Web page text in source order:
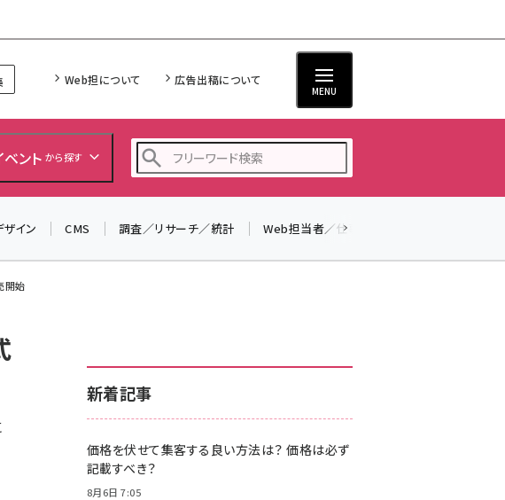
Web担について 広告出稿について
MENU
ント から探す
z世代 (1620)
meo (1274)
イン CMS 調査／リサーチ／統計 Web担当者／仕事
開始
新着記事
価格を伏せて集客する良い方法は？ 価格は必ず
記載すべき？
8月6日 7:05
ゼントを